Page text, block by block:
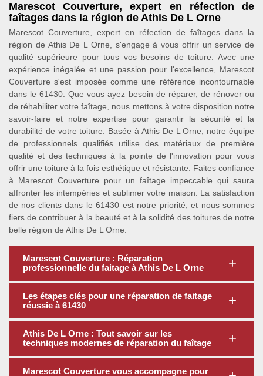
Marescot Couverture, expert en réfection de
faîtages dans la région de Athis De L Orne
Marescot Couverture, expert en réfection de faîtages dans la
région de Athis De L Orne, s'engage à vous offrir un service de
qualité supérieure pour tous vos besoins de toiture. Avec une
expérience inégalée et une passion pour l'excellence, Marescot
Couverture s'est imposée comme une référence incontournable
dans le 61430. Que vous ayez besoin de réparer, de rénover ou
de réhabiliter votre faîtage, nous mettons à votre disposition notre
savoir-faire et notre expertise pour garantir la sécurité et la
durabilité de votre toiture. Basée à Athis De L Orne, notre équipe
de professionnels qualifiés utilise des matériaux de première
qualité et des techniques à la pointe de l'innovation pour vous
offrir une toiture à la fois esthétique et résistante. Faites confiance
à Marescot Couverture pour un faîtage impeccable qui saura
affronter les intempéries et sublimer votre maison. La satisfaction
de nos clients dans le 61430 est notre priorité, et nous sommes
fiers de contribuer à la beauté et à la solidité des toitures de notre
belle région de Athis De L Orne.
Marescot Couverture : Réparation
professionnelle du faitage à Athis De L Orne
Les étapes clés pour une réparation de faitage
réussie à 61430
Athis De L Orne : Tout savoir sur les
techniques modernes de réparation du faîtage
Marescot Couverture vous accompagne pour